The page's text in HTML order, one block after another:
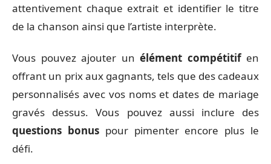
attentivement chaque extrait et identifier le titre
de la chanson ainsi que l’artiste interprète.
Vous pouvez ajouter un élément compétitifen
offrant un prix aux gagnants, tels que des cadeaux
personnalisés avec vos noms et dates de mariage
gravés dessus. Vous pouvez aussi inclure des
questions bonuspour pimenter encore plus le
défi.